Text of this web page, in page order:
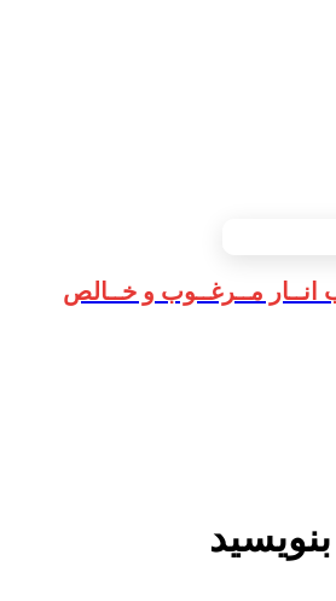
انــار مــرغــوب و خــالص